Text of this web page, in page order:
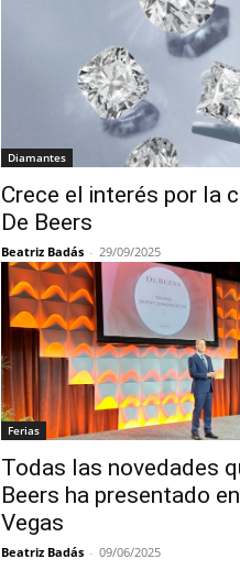
Diamantes
Crece el interés por la
De Beers
Beatriz Badás - 29/09/2025
Ferias
Todas las novedades
Beers ha presentado
Vegas
Beatriz Badás - 09/06/2025